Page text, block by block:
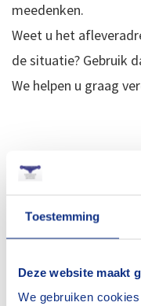
Toestemming
Deze website maakt
We gebruiken
meedenken.
Weet u het
de situatie? Gebruik
We helpen u graag
Toegestane
bestandsgrootte: